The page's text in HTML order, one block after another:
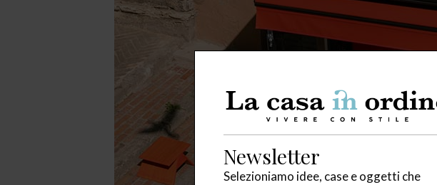
Newsletter
Selezioniamo idee, case e oggetti che